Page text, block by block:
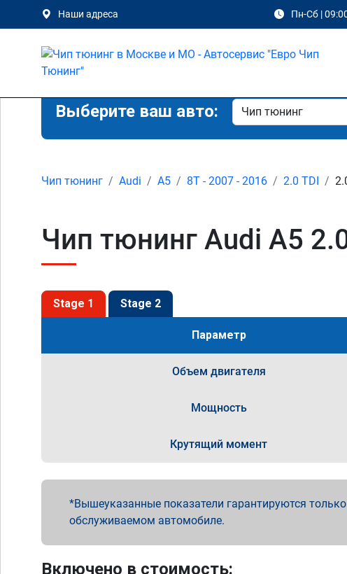
Наши адреса Пн-Сб |
Выберите ваш авто:
Чип тюнинг Audi A5 8T - 2007 - 2016 2.0 TDI
Чип тюнинг Audi A5
Stage 1 Stage 2
Параметр
Объем двигателя
Мощность
Крутящий момент
Вышеуказанные показатели гарантируются
обслуживаемом автомобиле.
Включено в стоимость: